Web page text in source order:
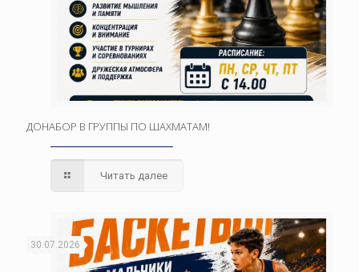
ДОНАБОР В ГРУППЫ ПО ШАХМАТАМ!
Читать далее
30.07.2026